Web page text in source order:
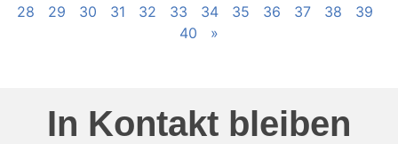
28
29 30 31 32 33 34 35 36 37 38
39
40
»
In Kontakt bleiben